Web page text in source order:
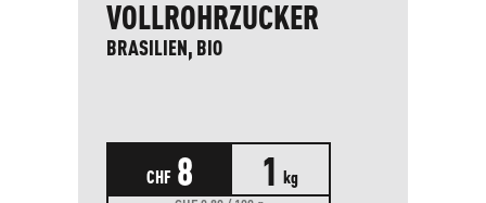
VOLLROHRZUCKER
BRASILIEN, BIO
CHF 8 1 kg